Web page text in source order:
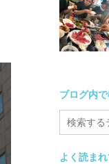
ブログ内
よく読ま